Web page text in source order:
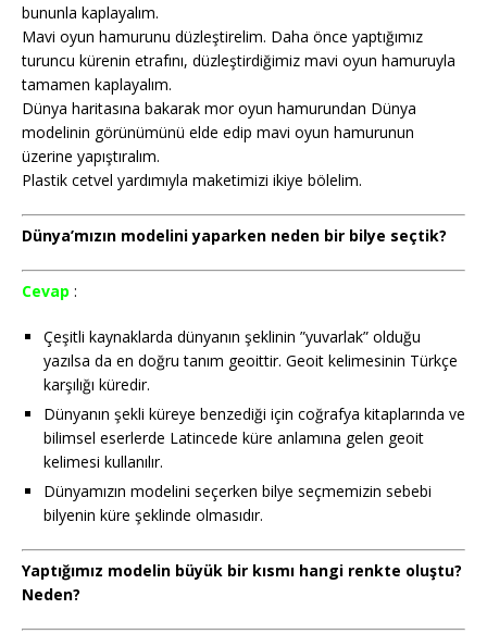
bununla kaplayalım.
Mavi oyun hamurunu düzleştirelim. Daha önce yaptığımız
turuncu kürenin etrafını, düzleştirdiğimiz mavi oyun hamuruyla
tamamen kaplayalım.
Dünya haritasına bakarak mor oyun hamurundan Dünya
modelinin görünümünü elde edip mavi oyun hamurunun
üzerine yapıştıralım.
Plastik cetvel yardımıyla maketimizi ikiye bölelim.
Dünya’mızın modelini yaparken neden bir bilye seçtik?
Cevap :
Çeşitli kaynaklarda dünyanın şeklinin ”yuvarlak” olduğu
yazılsa da en doğru tanım geoittir. Geoit kelimesinin Türkçe
karşılığı küredir.
Dünyanın şekli küreye benzediği için coğrafya kitaplarında ve
bilimsel eserlerde Latincede küre anlamına gelen geoit
kelimesi kullanılır.
Dünyamızın modelini seçerken bilye seçmemizin sebebi
bilyenin küre şeklinde olmasıdır.
Yaptığımız modelin büyük bir kısmı hangi renkte oluştu?
Neden?